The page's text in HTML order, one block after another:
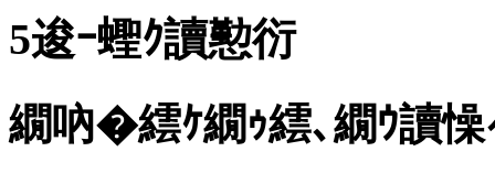
5逡ｰ蟶ｸ讀懃衍
繝吶�繧ｹ繝ｩ繧､繝ｳ讀懆